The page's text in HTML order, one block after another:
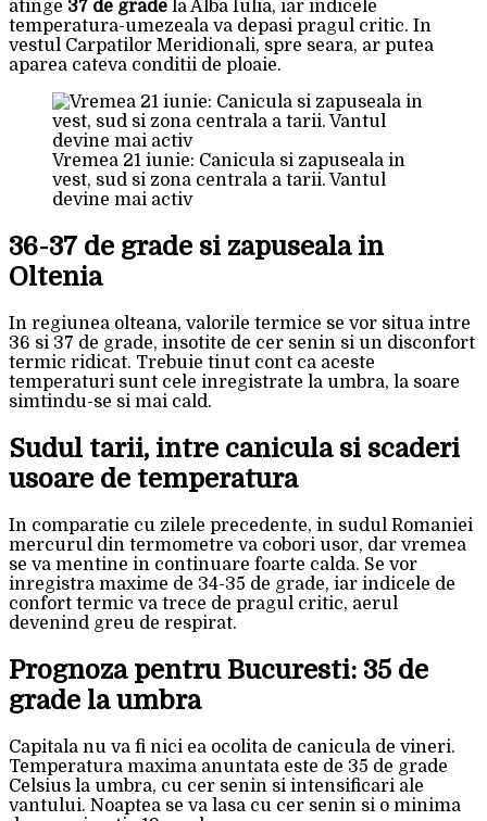
atinge 37 de grade la Alba Iulia, iar indicele
temperatura-umezeala va depasi pragul critic. In
vestul Carpatilor Meridionali, spre seara, ar putea
aparea cateva conditii de ploaie.
Vremea 21 iunie: Canicula si zapuseala in
vest, sud si zona centrala a tarii. Vantul
devine mai activ
36-37 de grade si zapuseala in
Oltenia
In regiunea olteana, valorile termice se vor situa intre
36 si 37 de grade, insotite de cer senin si un disconfort
termic ridicat. Trebuie tinut cont ca aceste
temperaturi sunt cele inregistrate la umbra, la soare
simtindu-se si mai cald.
Sudul tarii, intre canicula si scaderi
usoare de temperatura
In comparatie cu zilele precedente, in sudul Romaniei
mercurul din termometre va cobori usor, dar vremea
se va mentine in continuare foarte calda. Se vor
inregistra maxime de 34-35 de grade, iar indicele de
confort termic va trece de pragul critic, aerul
devenind greu de respirat.
Prognoza pentru Bucuresti: 35 de
grade la umbra
Capitala nu va fi nici ea ocolita de canicula de vineri.
Temperatura maxima anuntata este de 35 de grade
Celsius la umbra, cu cer senin si intensificari ale
vantului. Noaptea se va lasa cu cer senin si o minima